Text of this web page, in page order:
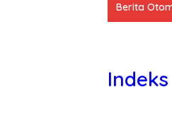
Berita
Indeks